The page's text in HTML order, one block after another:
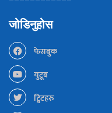
जोडिनुहोस
फेसबुक
युटूब
ट्विटहरु